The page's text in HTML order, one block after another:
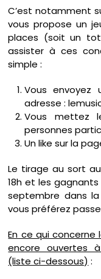
C’est notamment
vous propose un
places (soit un
assister à ces
simple :
Vous envoyez
adresse :
Vous mettez
personnes
Un like sur la
Le tirage au sort
18h et les
septembre dans
vous préférez
En ce qui
encore ouvertes
(liste ci-dessous) :